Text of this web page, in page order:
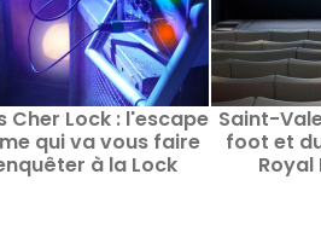
Cher Lock : l'escape
qui va vous faire
à la Lock
Saint-
foot et
Royal